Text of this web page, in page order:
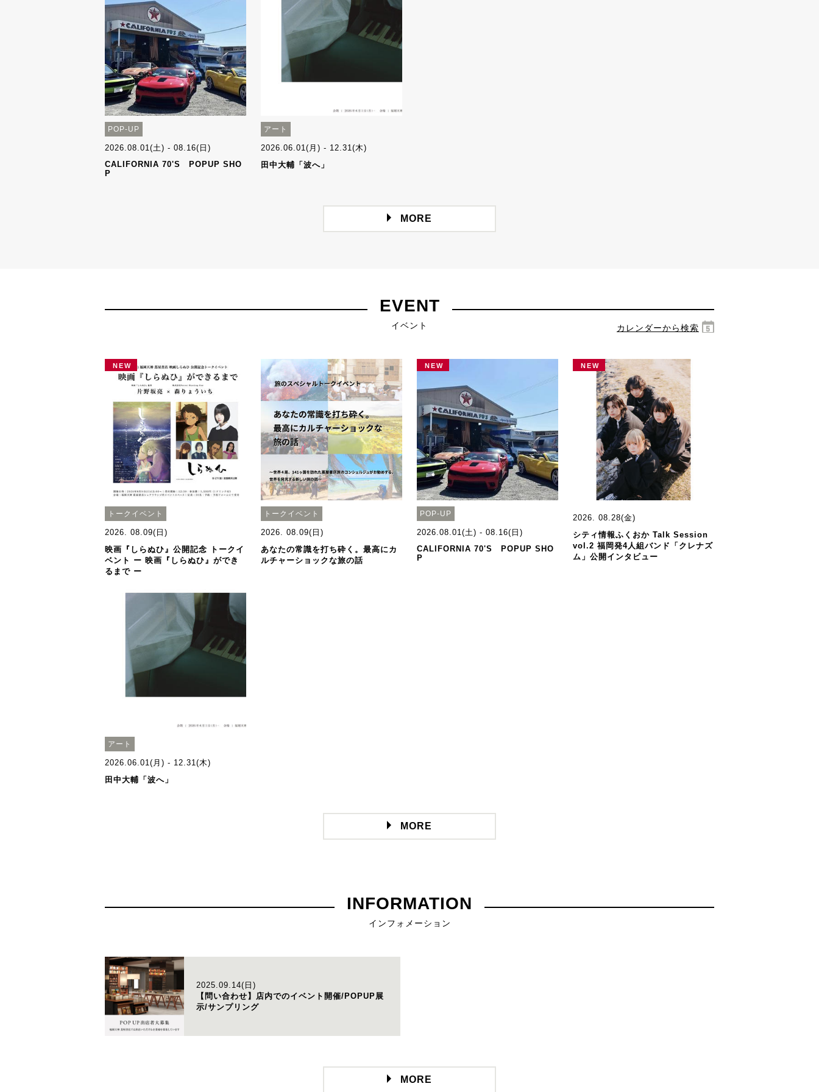
POP-UP
2026.08.01(土) - 08.16(日)
CALIFORNIA 70'S POPUP SHO
P
アート
2026.06.01(月) - 12.31(木)
田中大輔「波へ」
MORE
EVENT
イベント カレンダーから検索
NEW
トークイベント
2026. 08.09(日)
映画『しらぬひ』公開記念 トークイ
ベント ー 映画『しらぬひ』ができ
るまで ー
トークイベント
2026. 08.09(日)
あなたの常識を打ち砕く。最高にカ
ルチャーショックな旅の話
NEW
POP-UP
2026.08.01(土) - 08.16(日)
CALIFORNIA 70'S POPUP SHO
P
NEW
2026. 08.28(金)
シティ情報ふくおか Talk Session
vol.2 福岡発4人組バンド「クレナズ
ム」公開インタビュー
アート
2026.06.01(月) - 12.31(木)
田中大輔「波へ」
MORE
INFORMATION
インフォメーション
2025.09.14(日)
【問い合わせ】店内でのイベント開催/POPUP展
示/サンプリング
MORE